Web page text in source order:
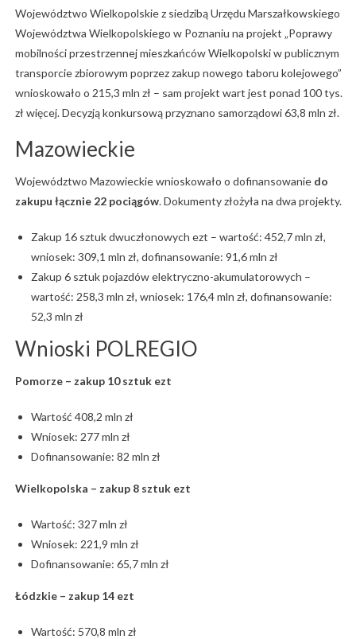
Województwo Wielkopolskie z siedzibą Urzędu Marszałkowskiego
Województwa Wielkopolskiego w Poznaniu na projekt „Poprawy
mobilności przestrzennej mieszkańców Wielkopolski w publicznym
transporcie zbiorowym poprzez zakup nowego taboru kolejowego”
wnioskowało o 215,3 mln zł – sam projekt wart jest ponad 100 tys.
zł więcej. Decyzją konkursową przyznano samorządowi 63,8 mln zł.
Mazowieckie
Województwo Mazowieckie wnioskowało o dofinansowanie do
zakupu łącznie 22 pociągów. Dokumenty złożyła na dwa projekty.
Zakup 16 sztuk dwuczłonowych ezt – wartość: 452,7 mln zł,
wniosek: 309,1 mln zł, dofinansowanie: 91,6 mln zł
Zakup 6 sztuk pojazdów elektryczno-akumulatorowych –
wartość: 258,3 mln zł, wniosek: 176,4 mln zł, dofinansowanie:
52,3 mln zł
Wnioski POLREGIO
Pomorze – zakup 10 sztuk ezt
Wartość 408,2 mln zł
Wniosek: 277 mln zł
Dofinansowanie: 82 mln zł
Wielkopolska – zakup 8 sztuk ezt
Wartość: 327 mln zł
Wniosek: 221,9 mln zł
Dofinansowanie: 65,7 mln zł
Łódzkie – zakup 14 ezt
Wartość: 570,8 mln zł